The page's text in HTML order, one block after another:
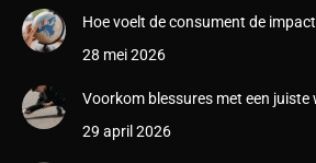
Hoe voelt de consument de
28 mei 2026
Voorkom blessures met een
29 april 2026